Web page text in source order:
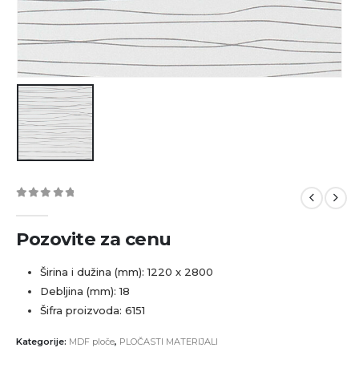
Pozovite za cenu
Širina i dužina (mm): 1220 x 2800
Debljina (mm): 18
Šifra proizvoda: 6151
Kategorije: MDF ploče, PLOČASTI MATERIJALI